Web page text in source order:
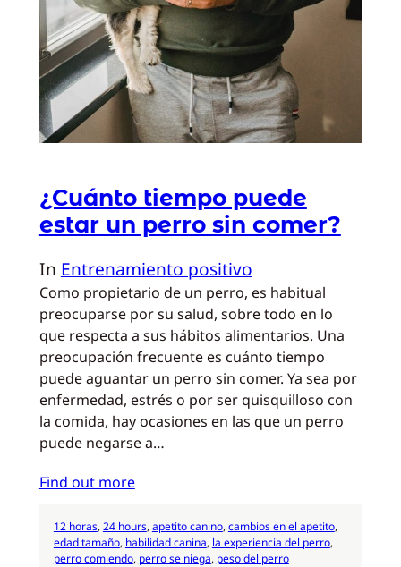
¿Cuánto tiempo puede
estar un perro sin comer?
In Entrenamiento positivo
Como propietario de un perro, es habitual
preocuparse por su salud, sobre todo en lo
que respecta a sus hábitos alimentarios. Una
preocupación frecuente es cuánto tiempo
puede aguantar un perro sin comer. Ya sea por
enfermedad, estrés o por ser quisquilloso con
la comida, hay ocasiones en las que un perro
puede negarse a…
Find out more
12 horas, 24 hours, apetito canino, cambios en el apetito
edad tamaño, habilidad canina, la experiencia del perro
perro comiendo, perro se niega, peso del perro